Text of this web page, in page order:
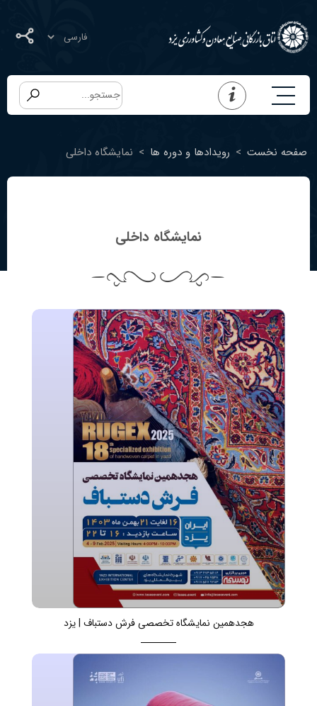
صفحه نخست > رویدادها و دوره ها > نمایشگاه داخلی
نمایشگاه داخلی
هجدهمین نمایشگاه تخصصی فرش دستباف | یزد